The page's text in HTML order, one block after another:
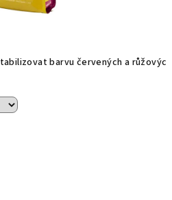
barvu červených a